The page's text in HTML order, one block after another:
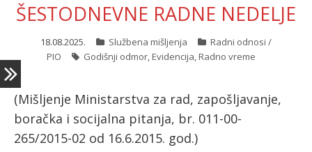
Prijava
ŠESTODNEVNE RADNE NEDELJE
18.08.2025. Službena mišljenja
Radni odnosi /
PIO
Godišnji odmor, Evidencija, Radno vreme
(Mišljenje Ministarstva za rad, zapošljavanje,
boračka i socijalna pitanja, br. 011-00-
265/2015-02 od 16.6.2015. god.)